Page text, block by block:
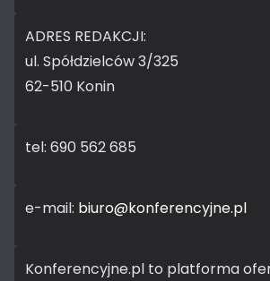
ADRES REDAKCJI:
ul. Spółdzielców 3/325
62-510 Konin
tel: 690 562 685
e-mail: biuro@konferencyjne.pl
Konferencyjne.pl to platforma